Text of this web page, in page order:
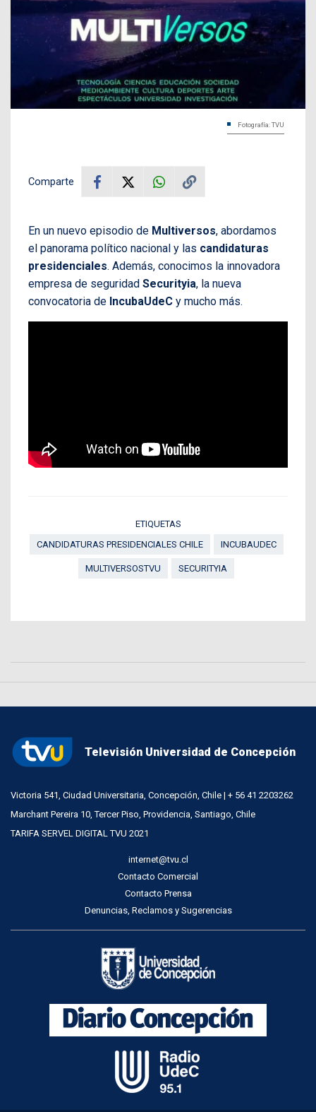
Fotografía: TVU
Comparte
En un nuevo episodio de Multiversos, abordamos
el panorama político nacional y las candidaturas
presidenciales. Además, conocimos la innovadora
empresa de seguridad Securityia, la nueva
convocatoria de IncubaUdeC y mucho más.
ETIQUETAS
CANDIDATURAS PRESIDENCIALES CHILE
INCUBAUDEC
MULTIVERSOSTVU SECURITYIA
Televisión Universidad de Concepción
Victoria 541, Ciudad Universitaria, Concepción, Chile | + 56 41 2203262
Marchant Pereira 10, Tercer Piso, Providencia, Santiago, Chile
TARIFA SERVEL DIGITAL TVU 2021
internet@tvu.cl
Contacto Comercial
Contacto Prensa
Denuncias, Reclamos y Sugerencias